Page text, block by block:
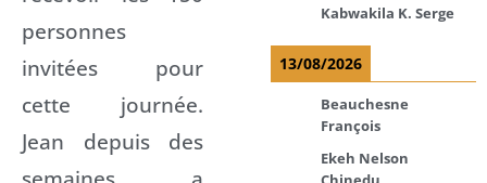
personnes
invitées pour
cette journée.
Jean depuis des
Kabwakila K. Serge
13/08/2026
Beauchesne
François
Ekeh Nelson